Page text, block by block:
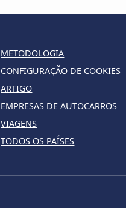
METODOLOGIA
CONFIGURAÇÃO DE COOKIES
ARTIGO
EMPRESAS DE AUTOCARROS
VIAGENS
TODOS OS PAÍSES